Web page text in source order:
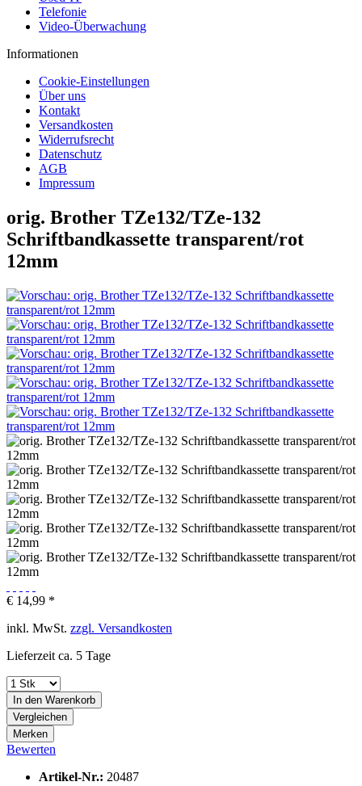
Telefonie
Video-Überwachung
Informationen
Cookie-Einstellungen
Über uns
Kontakt
Versandkosten
Widerrufsrecht
Datenschutz
AGB
Impressum
orig. Brother TZe132/TZe-132
Schriftbandkassette transparent/rot
12mm
€ 14,99 *
inkl. MwSt. zzgl. Versandkosten
Lieferzeit ca. 5 Tage
In den Warenkorb
Vergleichen
Merken
Bewerten
Artikel-Nr.: 20487